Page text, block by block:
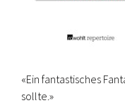
«Ein fantastisches
sollte.»